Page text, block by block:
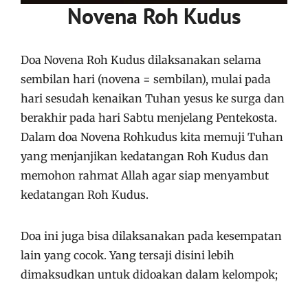
Novena Roh Kudus
Doa Novena Roh Kudus dilaksanakan selama
sembilan hari (novena = sembilan), mulai pada
hari sesudah kenaikan Tuhan yesus ke surga dan
berakhir pada hari Sabtu menjelang Pentekosta.
Dalam doa Novena Rohkudus kita memuji Tuhan
yang menjanjikan kedatangan Roh Kudus dan
memohon rahmat Allah agar siap menyambut
kedatangan Roh Kudus.
Doa ini juga bisa dilaksanakan pada kesempatan
lain yang cocok. Yang tersaji disini lebih
dimaksudkan untuk didoakan dalam kelompok;